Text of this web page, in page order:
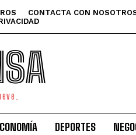
CONTACTA CON
DEPORTES